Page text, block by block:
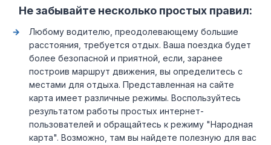
Не забывайте несколько простых правил:
Любому водителю, преодолевающему большие
расстояния, требуется отдых. Ваша поездка будет
более безопасной и приятной, если, заранее
построив маршрут движения, вы определитесь с
местами для отдыха. Представленная на сайте
карта имеет различные режимы. Воспользуйтесь
результатом работы простых интернет-
пользователей и обращайтесь к режиму "Народная
карта". Возможно, там вы найдете полезную для вас